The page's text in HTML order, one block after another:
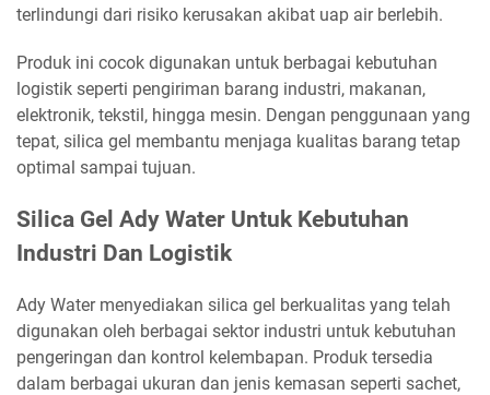
terlindungi dari risiko kerusakan akibat uap air berlebih.
Produk ini cocok digunakan untuk berbagai kebutuhan
logistik seperti pengiriman barang industri, makanan,
elektronik, tekstil, hingga mesin. Dengan penggunaan yang
tepat, silica gel membantu menjaga kualitas barang tetap
optimal sampai tujuan.
Silica Gel Ady Water Untuk Kebutuhan
Industri Dan Logistik
Ady Water menyediakan silica gel berkualitas yang telah
digunakan oleh berbagai sektor industri untuk kebutuhan
pengeringan dan kontrol kelembapan. Produk tersedia
dalam berbagai ukuran dan jenis kemasan seperti sachet,